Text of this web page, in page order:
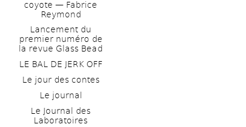
coyote — Fabrice
Reymond
Lancement du
premier numéro de
la revue Glass Bead
LE BAL DE JERK OFF
Le jour des contes
Le journal
Le Journal des
Laboratoires